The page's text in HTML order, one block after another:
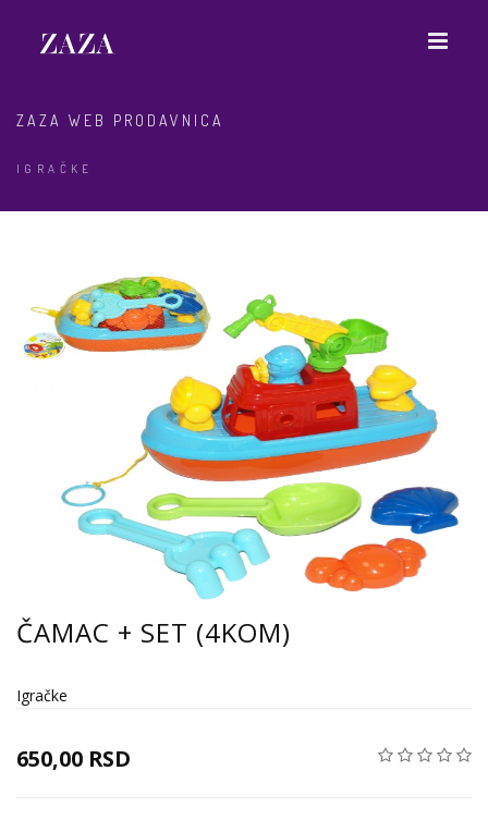
ZAZA WEB PRODAVNICA
IGRAČKE
ČAMAC + SET (4KOM)
Igračke
650,00 RSD